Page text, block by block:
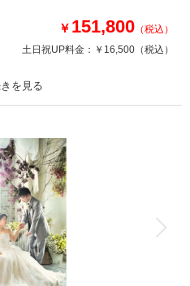
￥ 151,800 （税込）
土日祝UP料金： ￥16,500 （税込）
衣装1着
メイク
120 カット
会食
装レンタル